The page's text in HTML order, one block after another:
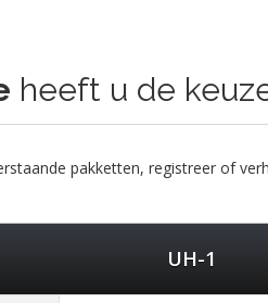
heeft u de
pakketten, registreer of
UH-1